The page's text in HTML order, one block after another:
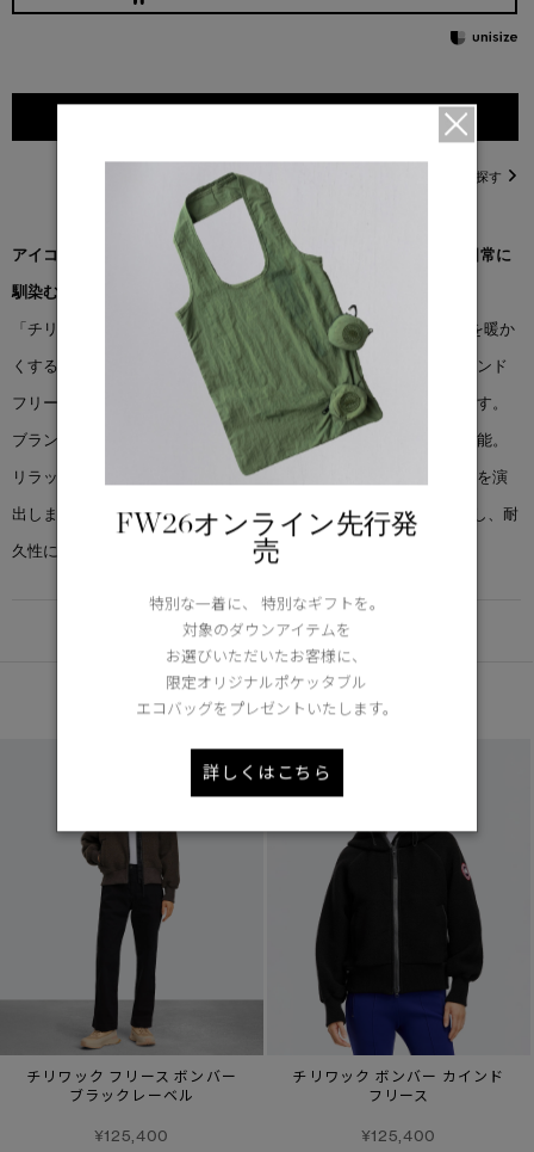
直営店在庫を探す
アイコニックな「チリワック ボンバー」のシルエットを継承し、日常に
馴染むフリーススタイルへと再構築。
「チリワック フリース ボンバー」は、「地球を冷たく、住む人々を暖か
くする」という目的のもと開発された次世代のフリース素材、カインド
フリースを使用し、心地よい暖かさと高い通気性を両立した一着です。
ブランドを象徴するシュノーケルフードは、ドローコードで調整可能。
リラックス感のあるシルエットが、洗練されたカジュアルスタイルを演
出します。さらに、摩耗が気になる箇所にはコーデュラR素材を配し、耐
久性にも優れています。
DETAIL
あなたへのおすすめ
チリワック フリース ボンバー
ブラックレーベル
¥125,400
チリワック ボンバー カインド
フリース
¥125,400
FW26オンライン先行発
売
特別な一着に、 特別なギフトを。
対象のダウンアイテムを
お選びいただいたお客様に、
限定オリジナルポケッタブル
エコバッグをプレゼントいたします。
詳しくはこちら